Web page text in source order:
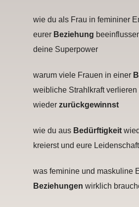
wie du als Frau in femininer
eurer Beziehung
deine Superpower
warum viele Frauen in einer
weibliche Strahlkraft
wieder zurückgewinnst
wie du aus Bedürftigkeit
kreierst und eure
was feminine und maskuline
Beziehungen wirklich